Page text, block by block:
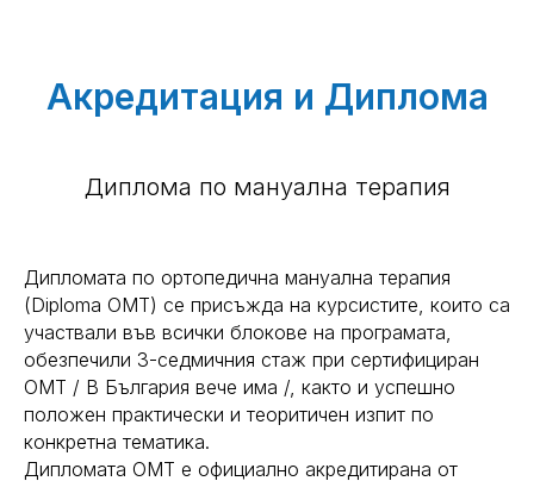
Акредитация и Диплома
Диплома по мануална терапия
Дипломата по ортопедична мануална терапия
(Diploma OMT) се присъжда на курсистите, които са
участвали във всички блокове на програмата,
обезпечили 3-седмичния стаж при сертифициран
ОМТ / В България вече има /, както и успешно
положен практически и теоритичен изпит по
конкретна тематика.
Дипломата OMT е официално акредитирана от